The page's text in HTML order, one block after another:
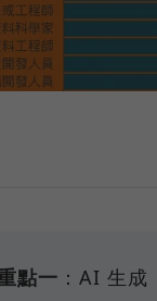
點一 ：AI 生